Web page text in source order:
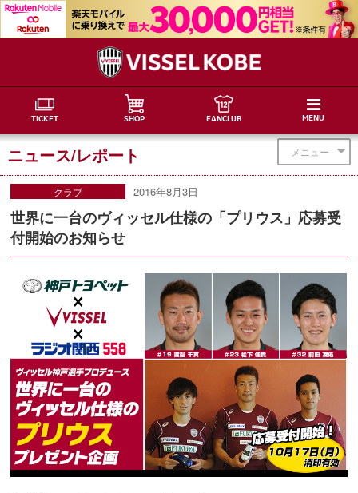
TICKET SHOP FANCLUB MENU
メニュー
ニュース/レポート
クラブ 2016年8月3日
世界に一台のヴィッセル仕様の「プリウス」応募受
付開始のお知らせ